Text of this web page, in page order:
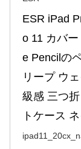
ESR iPad
o 11 カバ
e Pencilの
リープ ウ
級感 三つ
トケース